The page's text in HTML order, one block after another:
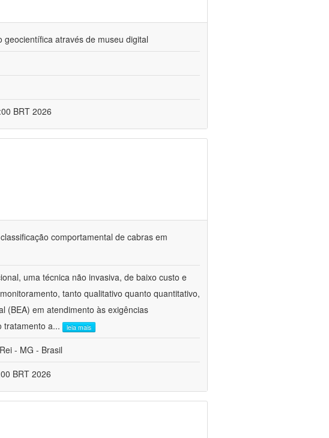
através de museu digital
BRT 2026
comportamental de cabras em
uma técnica não invasiva, de baixo custo e
tanto qualitativo quanto quantitativo,
(BEA) em atendimento às exigências
tratamento a... leia mais
- MG - Brasil
BRT 2026